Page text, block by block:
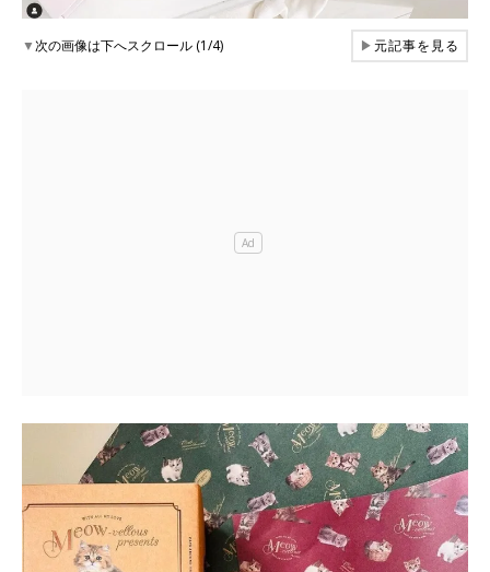
▼次の画像は下へスクロール (1/4) ▶元記事を見る